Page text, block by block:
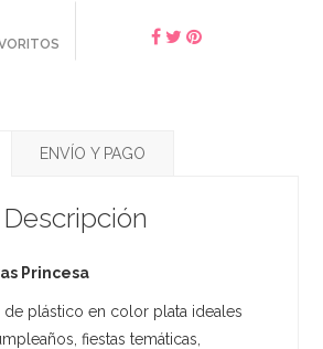
ENVÍO Y PAGO
Descripción
Princesa
de plástico en color plata ideales
fiestas temáticas,